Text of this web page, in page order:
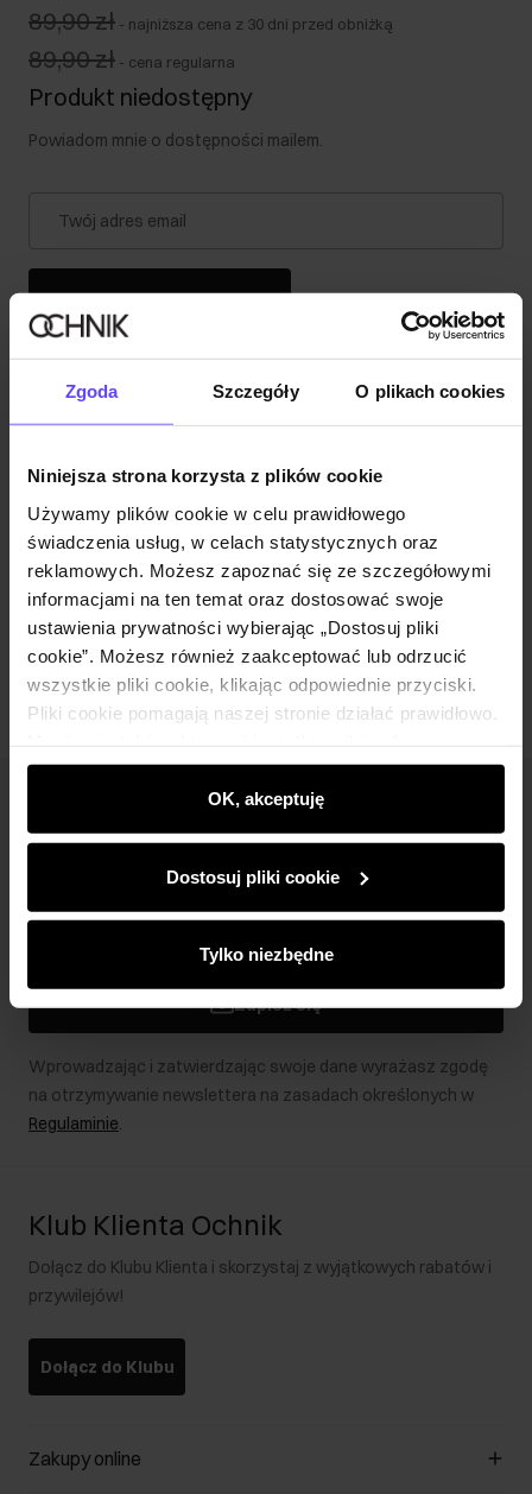
Zgoda Szczegóły O plikach cookies
Niniejsza strona korzysta z plików cookie
Używamy plików cookie w celu prawidłowego
świadczenia usług, w celach statystycznych oraz
reklamowych. Możesz zapoznać się ze szczegółowymi
informacjami na ten temat oraz dostosować swoje
ustawienia prywatności wybierając „Dostosuj pliki
cookie”. Możesz również zaakceptować lub odrzucić
wszystkie pliki cookie, klikając odpowiednie przyciski.
Pliki cookie pomagają naszej stronie działać prawidłowo.
wyświetlać im dopasowane do ich preferencji treści,
rekomendacje oraz komunikaty reklamowe informujące o
najnowszych promocjach w e-sklepie. Informacje o tym,
partnerom społecznościowym, reklamowym i
analitycznym. Partnerzy mogą połączyć te informacje z
podczas korzystania z ich usług.
OK, akceptuję
Dostosuj pliki cookie
Tylko niezbędne
89,90 zł - najniższa cena z 30 dni przed obniżką
89,90 zł - cena regularna
Produkt niedostępny
Powiadom mnie o dostępności mailem.
Twój adres email
Opis produktu
Szczegóły
Skład i wymiary
Opinie
Zapisz się
Wprowadzając i zatwierdzając swoje dane wyrażasz zgodę
na otrzymywanie newslettera na zasadach określonych w
Regulaminie.
Klub Klienta Ochnik
Dołącz do Klubu Klienta i skorzystaj z wyjątkowych rabatów i
przywilejów!
Dołącz do Klubu
Zakupy online